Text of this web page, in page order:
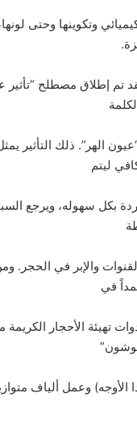
وتكوينها وحتى
تم إطلاق مصطلح “تأثير
الهر”. ذلك التأثير
ليتم
بكل سهوله، ويرجع
القنوات والإبر في الحجر.
في
تهيئة الأحجار
وعمل ألياف